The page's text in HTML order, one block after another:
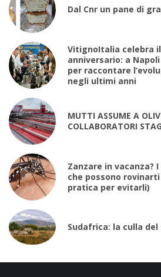
Dal Cnr un pane di
VitignoItalia celebra
anniversario: a
per raccontare
negli ultimi anni
MUTTI ASSUME A
COLLABORATORI
Zanzare in vacanza?
che possono
pratica per evitarli)
Sudafrica: la culla